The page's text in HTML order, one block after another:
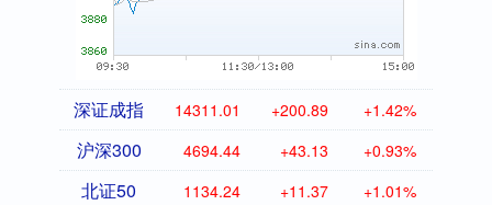
深证成指 14311.01 +200.89 +1.42%
沪深300 4694.44 +43.13 +0.93%
北证50 1134.24 +11.37 +1.01%